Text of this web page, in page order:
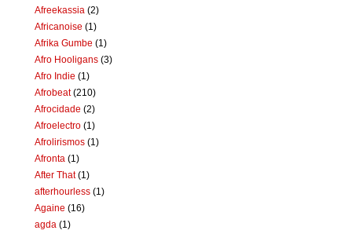
Afreekassia (2)
Africanoise (1)
Afrika Gumbe (1)
Afro Hooligans (3)
Afro Indie (1)
Afrobeat (210)
Afrocidade (2)
Afroelectro (1)
Afrolirismos (1)
Afronta (1)
After That (1)
afterhourless (1)
Againe (16)
agda (1)